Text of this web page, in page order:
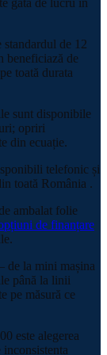
gata de lucru în
standardul de 12
beneficiază de
toată durata
sunt disponibile
opriri
din ecuație.
telefonic și
toată România .
ambalat folie
de finanțare
de la mini mașina
până la linii
pe măsură ce
este alegerea
inconsistența